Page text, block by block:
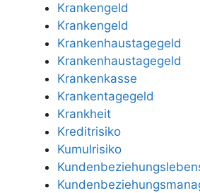
Krankengeld
Krankengeld
Krankenhaustagegeld
Krankenhaustagegeld
Krankenkasse
Krankentagegeld
Krankheit
Kreditrisiko
Kumulrisiko